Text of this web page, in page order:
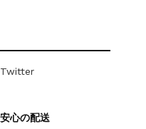
安心の配送